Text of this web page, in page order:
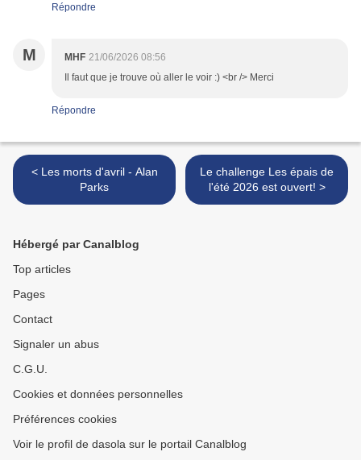
Répondre
M MHF 21/06/2026 08:56
Il faut que je trouve où aller le voir :) <br /> Merci
Répondre
< Les morts d'avril - Alan
Parks
Le challenge Les épais de
l'été 2026 est ouvert! >
Hébergé par Canalblog
Top articles
Pages
Contact
Signaler un abus
C.G.U.
Cookies et données personnelles
Préférences cookies
Voir le profil de dasola sur le portail Canalblog